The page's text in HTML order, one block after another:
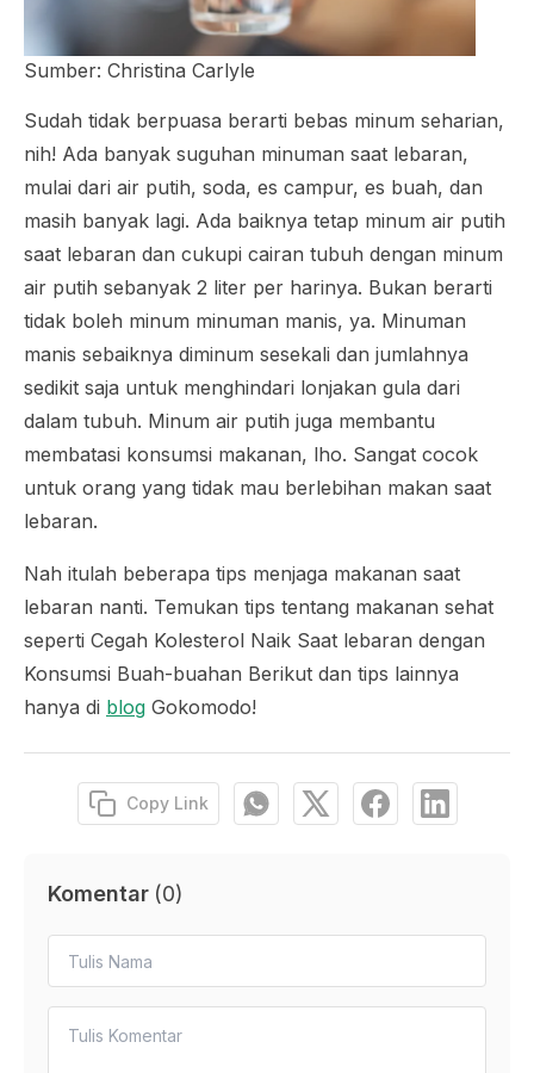
Sumber: Christina Carlyle
Sudah tidak berpuasa berarti bebas minum seharian,
nih! Ada banyak suguhan minuman saat lebaran,
mulai dari air putih, soda, es campur, es buah, dan
masih banyak lagi. Ada baiknya tetap minum air putih
saat lebaran dan cukupi cairan tubuh dengan minum
air putih sebanyak 2 liter per harinya. Bukan berarti
tidak boleh minum minuman manis, ya. Minuman
manis sebaiknya diminum sesekali dan jumlahnya
sedikit saja untuk menghindari lonjakan gula dari
dalam tubuh. Minum air putih juga membantu
membatasi konsumsi makanan, lho. Sangat cocok
untuk orang yang tidak mau berlebihan makan saat
lebaran.
Nah itulah beberapa tips menjaga makanan saat
lebaran nanti. Temukan tips tentang makanan sehat
seperti Cegah Kolesterol Naik Saat lebaran dengan
Konsumsi Buah-buahan Berikut dan tips lainnya
hanya di blog Gokomodo!
Copy Link
Komentar (0)